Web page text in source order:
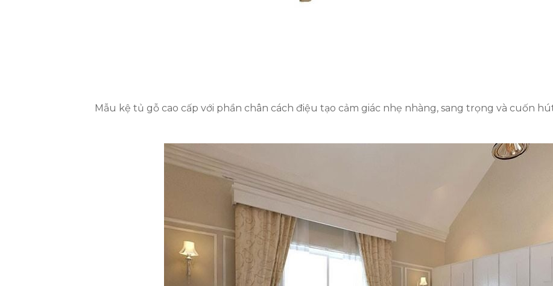
Mẫu kệ tủ gỗ cao cấp với phần chân cách điệu tạo cảm giác nhẹ nhàng, sang trọng và cuốn